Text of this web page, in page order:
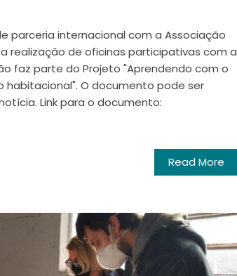
parceria internacional com a Associação
realização de oficinas participativas com a
faz parte do Projeto "Aprendendo com o
habitacional". O documento pode ser
Link para o documento:
Read More